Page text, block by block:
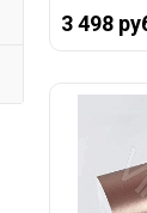
3 498
Купить
В